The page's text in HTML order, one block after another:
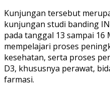
Kunjungan tersebut
kunjungan studi banding
pada tanggal 13 sampai 16
mempelajari proses
kesehatan, serta proses
D3, khususnya perawat,
farmasi.